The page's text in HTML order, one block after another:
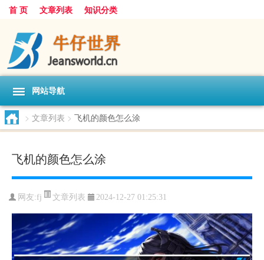
首 页 文章列表 知识分类
网站导航
> 文章列表 > 飞机的颜色怎么涂
飞机的颜色怎么涂
网友:fj 文章列表 2024-12-27 01:25:31